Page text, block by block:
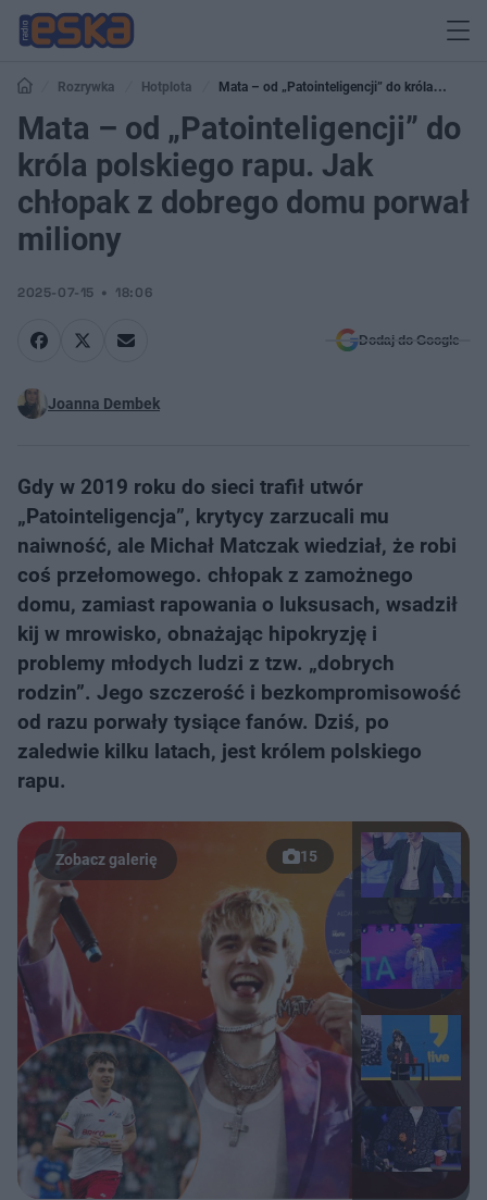
Rozrywka Hotplota
Mata – od „Patointeligencji” do króla
polskiego rapu. Jak chłopak z dobrego domu porwał miliony
Mata – od „Patointeligencji” do
króla polskiego rapu. Jak
chłopak z dobrego domu porwał
miliony
2025-07-15 18:06
Dodaj do Google
Joanna Dembek
Gdy w 2019 roku do sieci trafił utwór
„Patointeligencja”, krytycy zarzucali mu
naiwność, ale Michał Matczak wiedział, że robi
coś przełomowego. chłopak z zamożnego
domu, zamiast rapowania o luksusach, wsadził
kij w mrowisko, obnażając hipokryzję i
problemy młodych ludzi z tzw. „dobrych
rodzin”. Jego szczerość i bezkompromisowość
od razu porwały tysiące fanów. Dziś, po
zaledwie kilku latach, jest królem polskiego
rapu.
15